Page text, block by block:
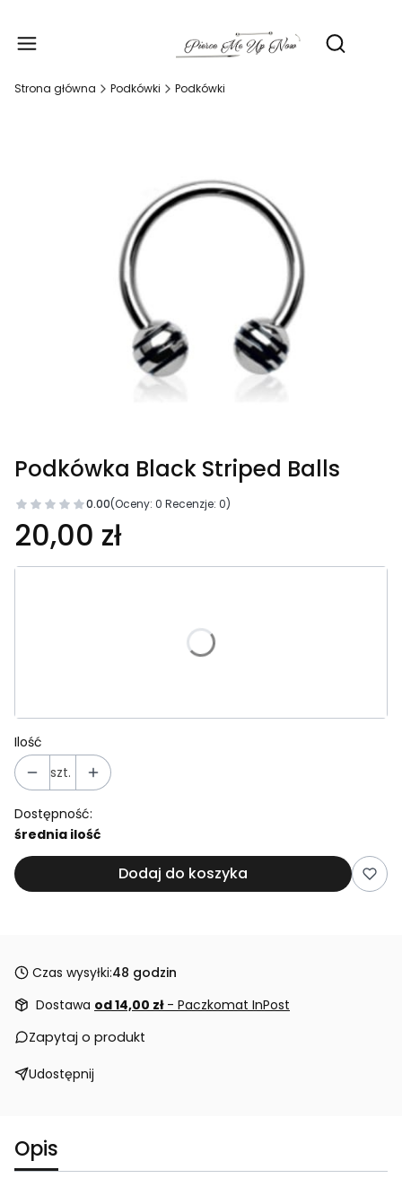
Otwórz
Strona główna Podkówki Podkówki
Podkówka Black Striped Balls
0.00(Oceny: 0 Recenzje: 0)
20,00 zł
Ilość
szt.
Dostępność:
średnia ilość
Dodaj do koszyka
Czas wysyłki:48 godzin
Dostawa od 14,00 zł - Paczkomat InPost
Zapytaj o produkt
Udostępnij
Opis